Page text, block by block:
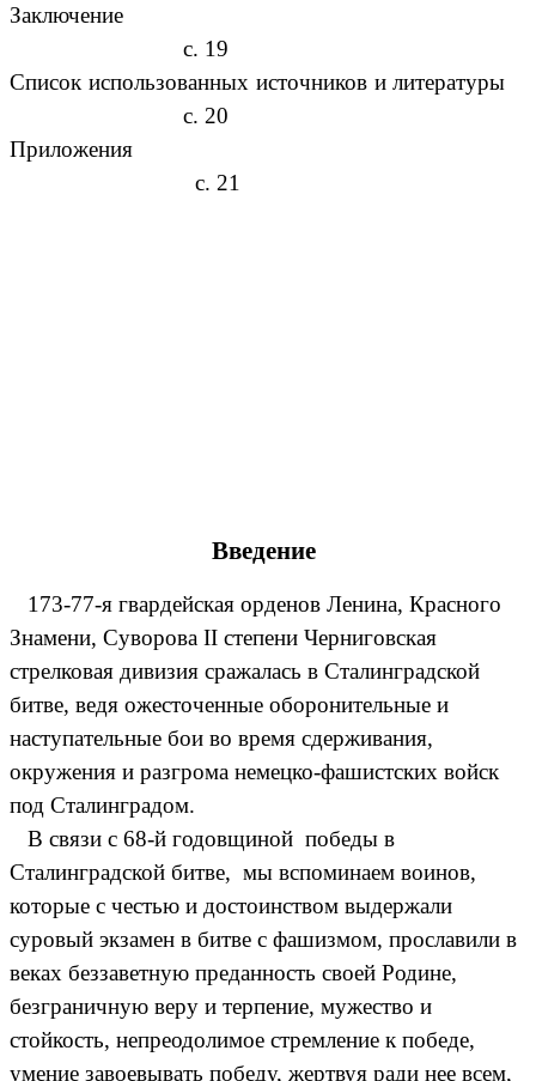
Заключение
с. 19
Список использованных источников и литературы
с. 20
Приложения
с. 21
Введение
173-77-я гвардейская орденов Ленина, Красного
Знамени, Суворова II степени Черниговская
стрелковая дивизия сражалась в Сталинградской
битве, ведя ожесточенные оборонительные и
наступательные бои во время сдерживания,
окружения и разгрома немецко-фашистских войск
под Сталинградом.
В связи с 68-й годовщиной победы в
Сталинградской битве, мы вспоминаем воинов,
которые с честью и достоинством выдержали
суровый экзамен в битве с фашизмом, прославили в
веках беззаветную преданность своей Родине,
безграничную веру и терпение, мужество и
стойкость, непреодолимое стремление к победе,
умение завоевывать победу, жертвуя ради нее всем,